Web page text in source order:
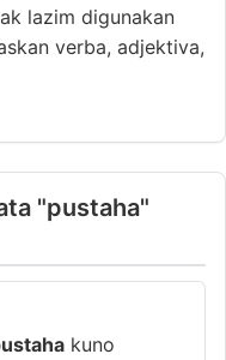
lazim digunakan
verba, adjektiva,
"pustaha"
kuno